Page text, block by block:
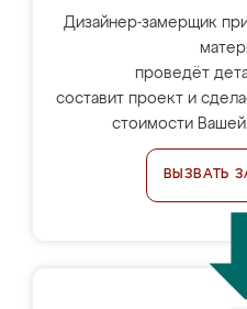
Дизайнер-замерщик
проведёт
составит проект и
стоимости
ВЫЗВАТЬ